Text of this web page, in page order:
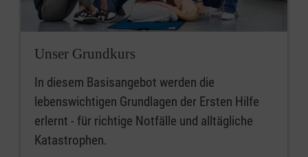
Unser Grundkurs
In diesem Basisangebot werden die
lebenswichtigen Grundlagen der Ersten Hilfe
erlernt - für richtige Notfälle und alltägliche
Katastrophen.